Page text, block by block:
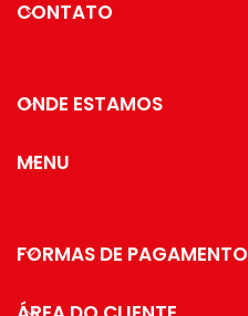
CONTATO
ONDE ESTAMOS
MENU
FORMAS DE PAGAMENTO